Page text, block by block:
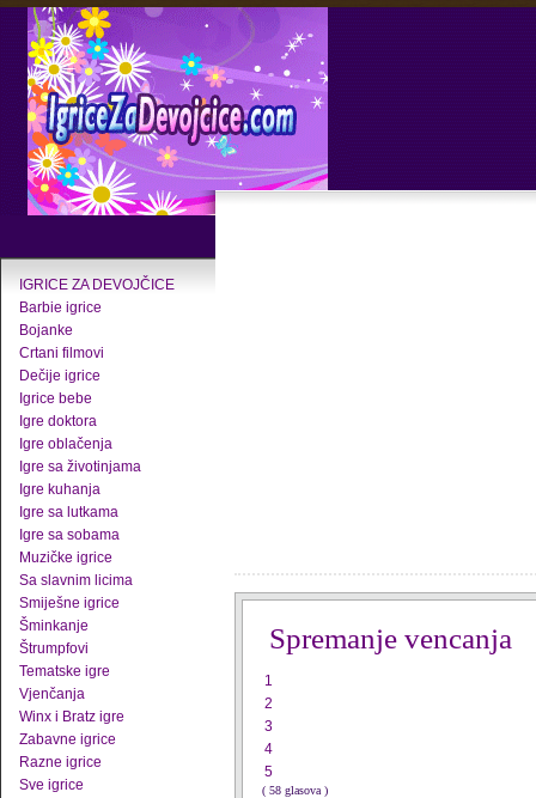
IGRICE ZA DEVOJČICE
Barbie igrice
Bojanke
Crtani filmovi
Dečije igrice
Igrice bebe
Igre doktora
Igre oblačenja
Igre sa životinjama
Igre kuhanja
Igre sa lutkama
Igre sa sobama
Muzičke igrice
Sa slavnim licima
Smiješne igrice
Šminkanje
Štrumpfovi
Tematske igre
Vjenčanja
Winx i Bratz igre
Zabavne igrice
Razne igrice
Sve igrice
Spremanje vencanja
1
2
3
4
5
( 58 glasova )